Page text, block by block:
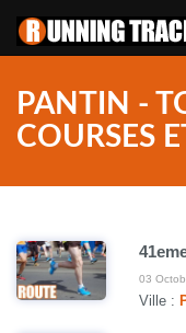
PANTIN -
COURSES
03
Ville :